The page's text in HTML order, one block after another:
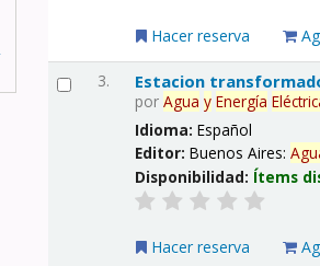
Hacer reserva
3. Estacion
porAgua y Energía
Idioma:Español
Editor:Buenos Aires:
Disponibilidad: Ítems
Hacer reserva